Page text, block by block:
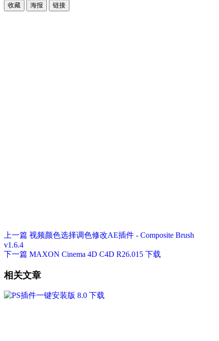
收藏 海报 链接
上一篇 视频颜色选择调色修改AE插件 - Composite Brush
v1.6.4
下一篇 MAXON Cinema 4D C4D R26.015 下载
相关文章